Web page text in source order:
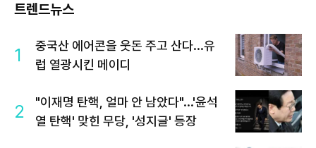
트렌드뉴스
1
중국산 에어콘을 웃돈 주고 산다...유
럽 열광시킨 메이디
2
"이재명 탄핵, 얼마 안 남았다"...'윤석
열 탄핵' 맞힌 무당, '성지글' 등장